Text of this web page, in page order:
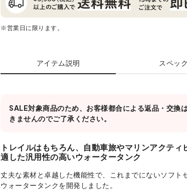
※営業日に限ります。
アイテム説明 スペック
SALE対象商品のため、お客様都合による返品・交換
きませんのでご了承ください。
トレイルはもちろん、自動車旅やマリンアクティ
適した汎用性の高いウォータータンク
丈夫な素材と卓越した機能性で、これまでにないソフト
ウォータータンクを開発しました。